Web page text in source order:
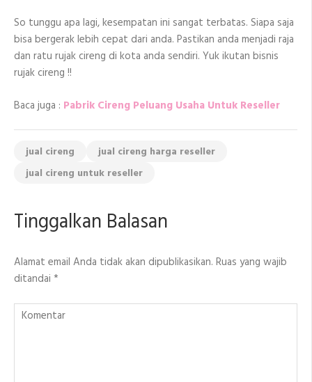
So tunggu apa lagi, kesempatan ini sangat terbatas. Siapa saja
bisa bergerak lebih cepat dari anda. Pastikan anda menjadi raja
dan ratu rujak cireng di kota anda sendiri. Yuk ikutan bisnis
rujak cireng !!
Baca juga : Pabrik Cireng Peluang Usaha Untuk Reseller
jual cireng
jual cireng harga reseller
jual cireng untuk reseller
Tinggalkan Balasan
Alamat email Anda tidak akan dipublikasikan. Ruas yang wajib
ditandai *
Komentar